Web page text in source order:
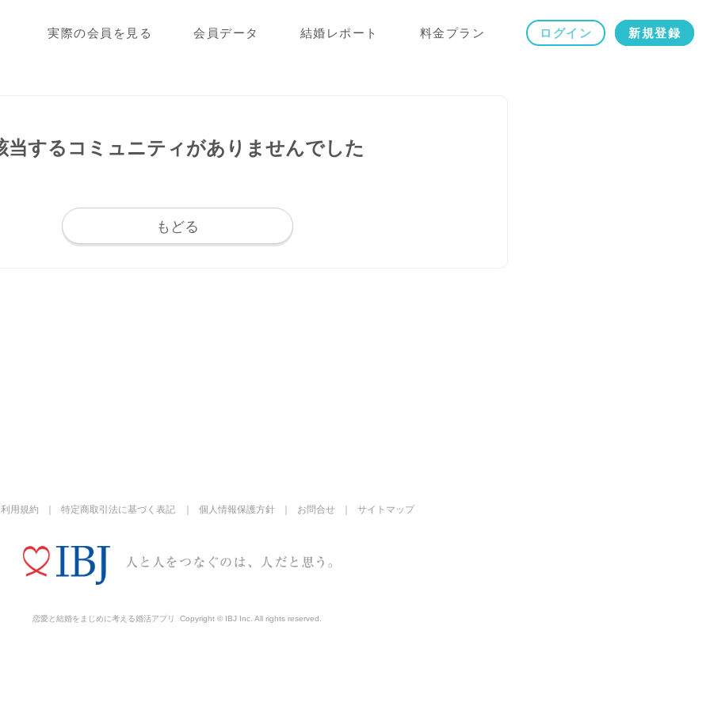
実際の会員を見る 会員データ 結婚レポート 料金プラン ログイン 新規登録
当するコミュニティがありませんでした
もどる
利用規約 特定商取引法に基づく表記 個人情報保護方針 お問合せ サイトマップ
恋愛と結婚をまじめに考える婚活アプリ Copyright © IBJ Inc. All rights reserved.